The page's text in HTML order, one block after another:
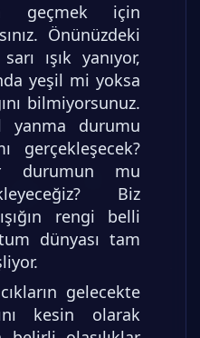
geçmek için
Önünüzdeki
ışık yanıyor,
yeşil mi yoksa
bilmiyorsunuz.
yanma durumu
gerçekleşecek?
durumun mu
Biz
rengi belli
dünyası tam
gelecekte
kesin olarak